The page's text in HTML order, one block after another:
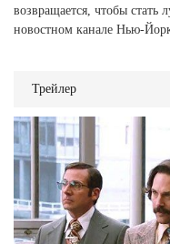
возвращается, чтобы
новостном канале Нью-
Трейлер